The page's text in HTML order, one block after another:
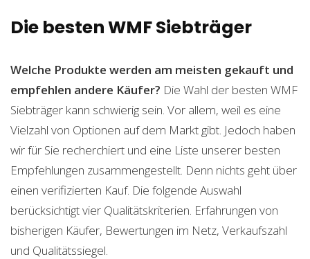
Die besten WMF Siebträger
Welche Produkte werden am meisten gekauft und
empfehlen andere Käufer? Die Wahl der besten WMF
Siebträger kann schwierig sein. Vor allem, weil es eine
Vielzahl von Optionen auf dem Markt gibt. Jedoch haben
wir für Sie recherchiert und eine Liste unserer besten
Empfehlungen zusammengestellt. Denn nichts geht über
einen verifizierten Kauf. Die folgende Auswahl
berücksichtigt vier Qualitätskriterien. Erfahrungen von
bisherigen Käufer, Bewertungen im Netz, Verkaufszahl
und Qualitätssiegel.